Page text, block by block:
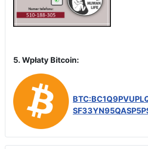
5. Wpłaty Bitcoin: